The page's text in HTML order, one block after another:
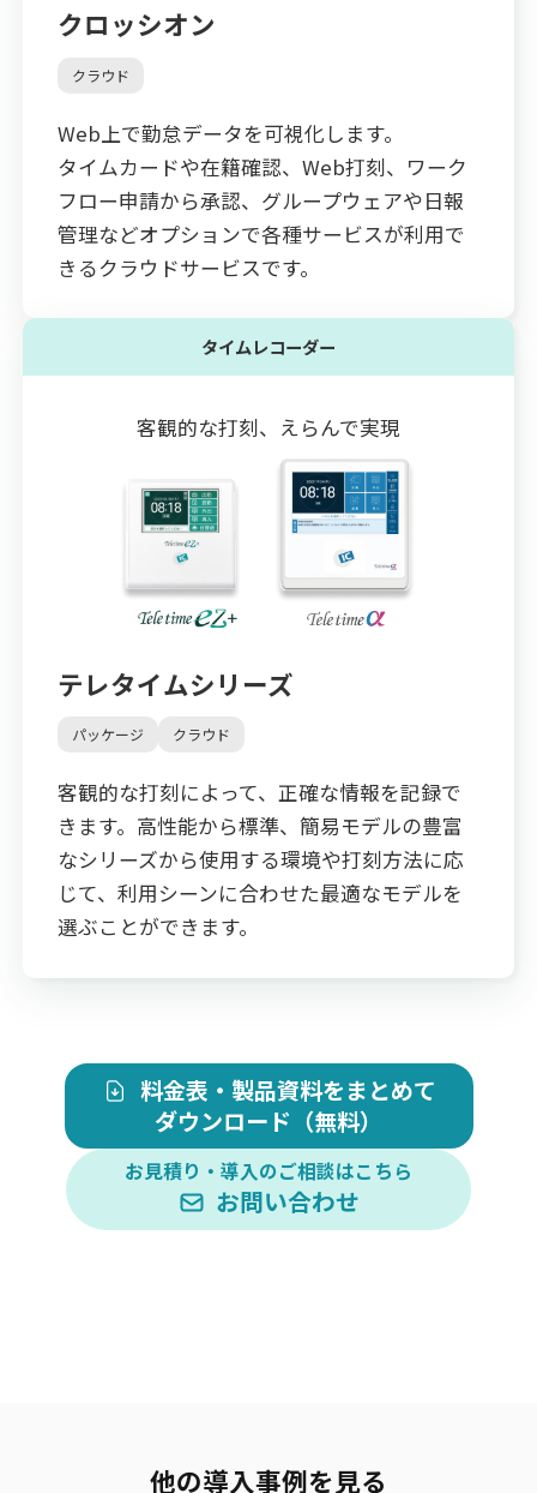
クロッシオン
クラウド
Web上で勤怠データを可視化します。
タイムカードや在籍確認、Web打刻、ワーク
フロー申請から承認、グループウェアや日報
管理などオプションで各種サービスが利用で
きるクラウドサービスです。
タイムレコーダー
客観的な打刻、えらんで実現
テレタイムシリーズ
パッケージ クラウド
客観的な打刻によって、正確な情報を記録で
きます。高性能から標準、簡易モデルの豊富
なシリーズから使用する環境や打刻方法に応
じて、利用シーンに合わせた最適なモデルを
選ぶことができます。
料金表・製品資料をまとめて
ダウンロード（無料）
お見積り・導入のご相談はこちら
お問い合わせ
他の導入事例を見る